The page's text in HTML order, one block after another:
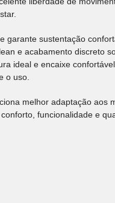
garante sustentação
e acabamento discreto
ideal e encaixe
o uso.
melhor adaptação aos
funcionalidade e